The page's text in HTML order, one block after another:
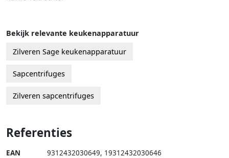
Bekijk relevante keukenapparatuur
Zilveren Sage keukenapparatuur
Sapcentrifuges
Zilveren sapcentrifuges
Referenties
EAN 9312432030649, 19312432030646